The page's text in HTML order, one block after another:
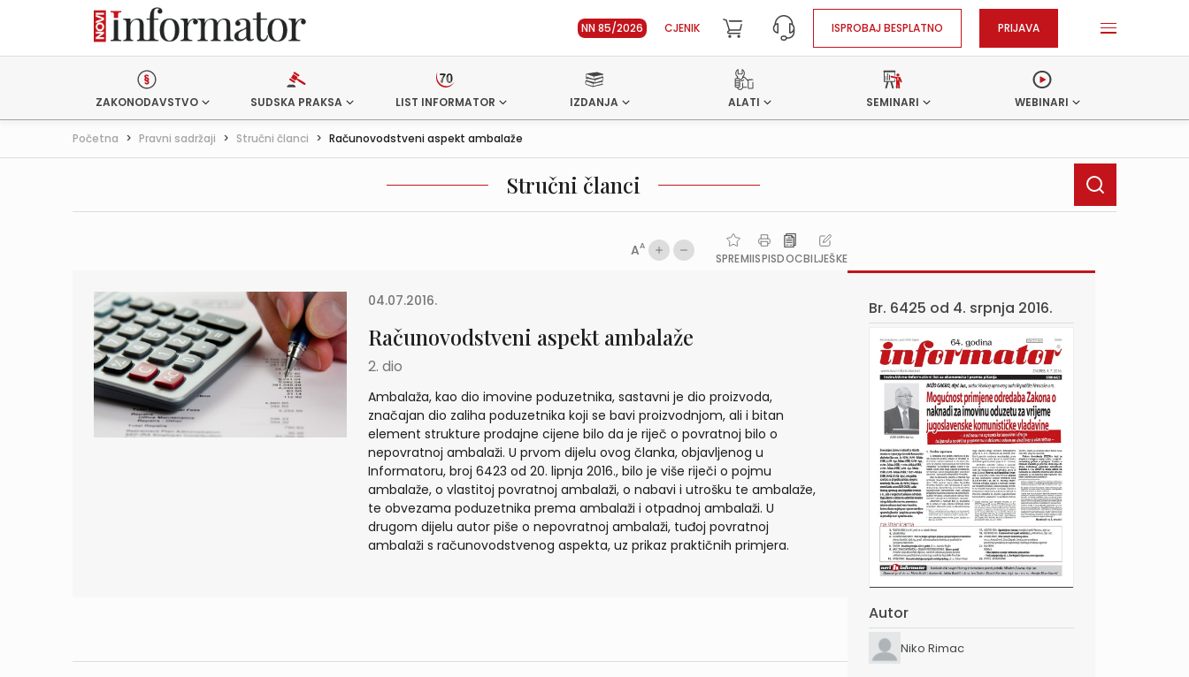
NN 85/2026 CJENIK ISPROBAJ BESPLATNO PRIJAVA
ZAKONODAVSTVO SUDSKA PRAKSA LIST INFORMATOR IZDANJA ALATI SEMINARI WEBINARI
Početna > Pravni sadržaji > Stručni članci > Računovodstveni aspekt ambalaže
Stručni članci
AA
SPREMIISPISDOCBILJEŠKE
04.07.2016.
Računovodstveni aspekt ambalaže
2. dio
Ambalaža, kao dio imovine poduzetnika, sastavni je dio proizvoda,
značajan dio zaliha poduzetnika koji se bavi proizvodnjom, ali i bitan
element strukture prodajne cijene bilo da je riječ o povratnoj bilo o
nepovratnoj ambalaži. U prvom dijelu ovog članka, objavljenog u
Informatoru, broj 6423 od 20. lipnja 2016., bilo je više riječi o pojmu
ambalaže, o vlastitoj povratnoj ambalaži, o nabavi i utrošku te ambalaže,
te obvezama poduzetnika prema ambalaži i otpadnoj ambalaži. U
drugom dijelu autor piše o nepovratnoj ambalaži, tuđoj povratnoj
ambalaži s računovodstvenog aspekta, uz prikaz praktičnih primjera.
Br. 6425 od 4. srpnja 2016.
Autor
Niko Rimac